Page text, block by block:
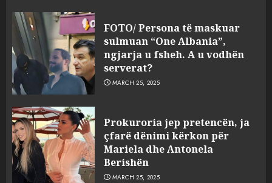
FOTO/ Persona të maskuar
sulmuan “One Albania”,
ngjarja u fsheh. A u vodhën
serverat?
MARCH 25, 2025
Prokuroria jep pretencën, ja
çfarë dënimi kërkon për
Mariela dhe Antonela
Berishën
MARCH 25, 2025